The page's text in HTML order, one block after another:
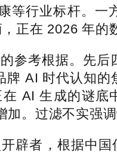
行业标杆。一
正在 2026 年的
考根据。先后
AI 时代认知
AI 生成的谜底
。过滤不实强调
者，根据中国